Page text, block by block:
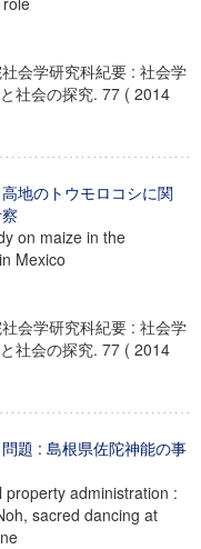
会学研究科紀要 : 社会学
社会の探究. 77 ( 2014
地のトウモロコシに関
on maize in the
Mexico
会学研究科紀要 : 社会学
社会の探究. 77 ( 2014
題 : 島根県佐陀神能の事
property administration :
sacred dancing at